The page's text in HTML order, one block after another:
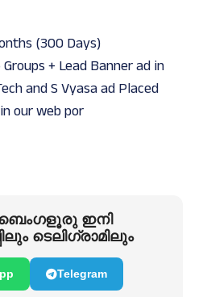
(300 Days)
+ Lead Banner ad in
and S Vyasa ad Placed
our web por
ഇനി
ടെലിഗ്രാമിലും
Telegram